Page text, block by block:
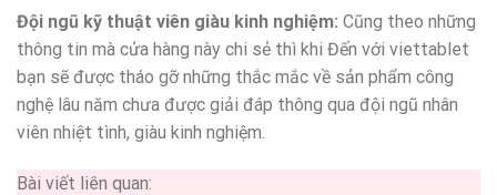
Đội ngũ kỹ thuật viên giàu kinh nghiệm: Cũng theo những
thông tin mà cửa hàng này chi sẻ thì khi Đến với viettablet
bạn sẽ được tháo gỡ những thắc mắc về sản phẩm công
nghệ lâu năm chưa được giải đáp thông qua đội ngũ nhân
viên nhiệt tình, giàu kinh nghiệm.
Bài viết liên quan: